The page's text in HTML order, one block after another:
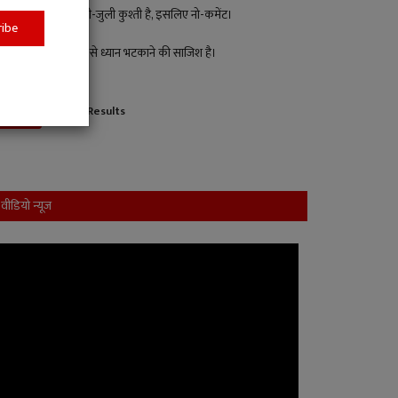
पक्ष-विपक्ष की मिली-जुली कुश्ती है, इसलिए नो-कमेंट।
यह जनहित के मुद्दों से ध्यान भटकाने की साजिश है।
View Results
वीडियो न्यूज